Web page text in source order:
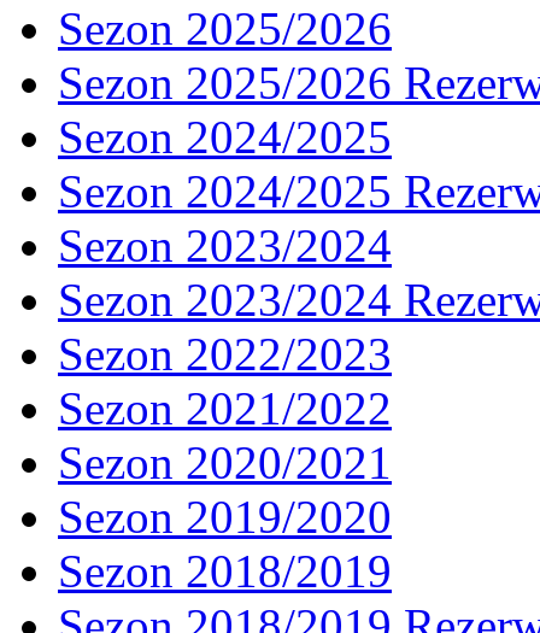
Sezon 2025/2026
Sezon 2025/2026
Sezon 2024/2025
Sezon 2024/2025
Sezon 2023/2024
Sezon 2023/2024
Sezon 2022/2023
Sezon 2021/2022
Sezon 2020/2021
Sezon 2019/2020
Sezon 2018/2019